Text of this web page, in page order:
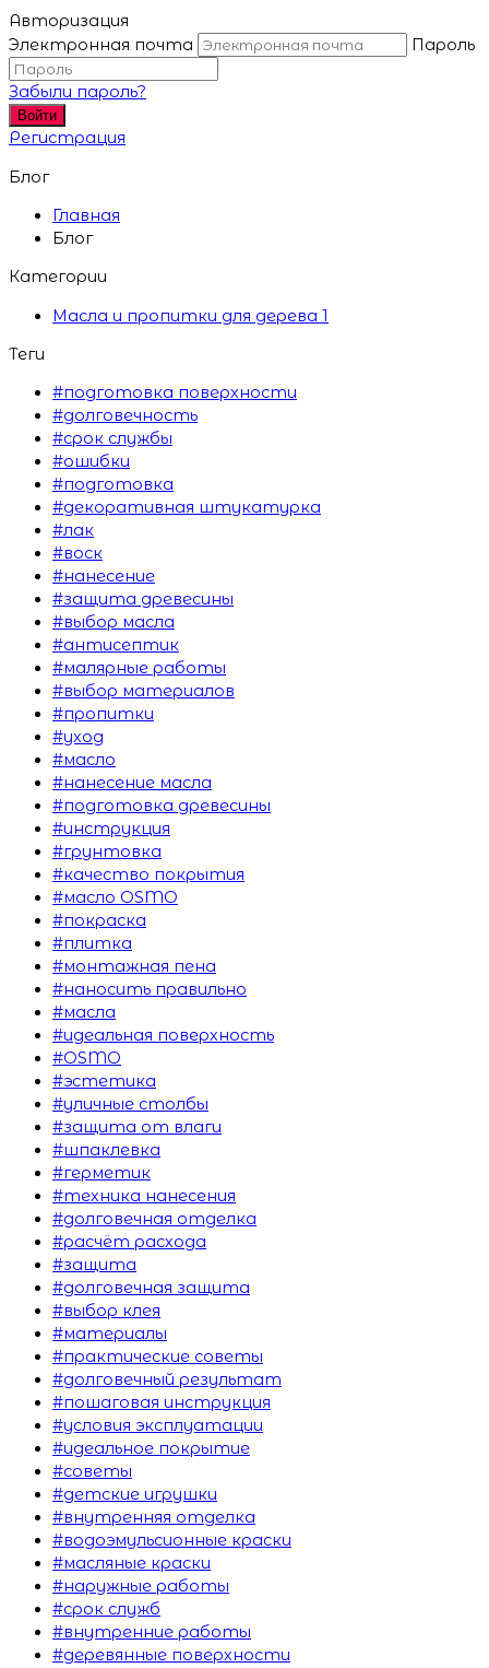
Авторизация
Электронная почта
Пароль
Забыли пароль?
Войти
Регистрация
Блог
Главная
Блог
Категории
Масла и пропитки для дерева 1
Теги
#подготовка поверхности
#долговечность
#срок службы
#ошибки
#подготовка
#декоративная штукатурка
#лак
#воск
#нанесение
#защита древесины
#выбор масла
#антисептик
#малярные работы
#выбор материалов
#пропитки
#уход
#масло
#нанесение масла
#подготовка древесины
#инструкция
#грунтовка
#качество покрытия
#масло OSMO
#покраска
#плитка
#монтажная пена
#наносить правильно
#масла
#идеальная поверхность
#OSMO
#эстетика
#уличные столбы
#защита от влаги
#шпаклевка
#герметик
#техника нанесения
#долговечная отделка
#расчёт расхода
#защита
#долговечная защита
#выбор клея
#материалы
#практические советы
#долговечный результат
#пошаговая инструкция
#условия эксплуатации
#идеальное покрытие
#советы
#детские игрушки
#внутренняя отделка
#водоэмульсионные краски
#масляные краски
#наружные работы
#срок служб
#внутренние работы
#деревянные поверхности